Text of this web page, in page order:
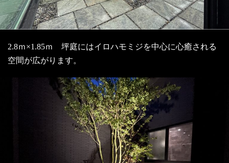
2.8ｍ×1.85ｍ 坪庭にはイロハモミジを中心に心癒される
空間が広がります。